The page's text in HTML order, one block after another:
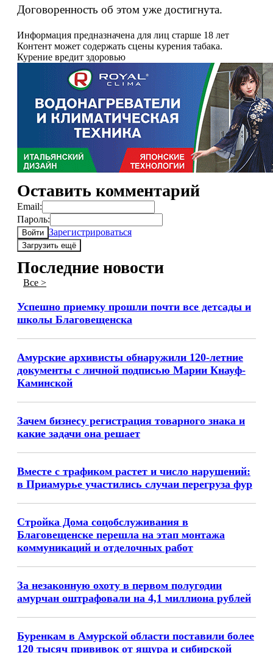
Договоренность об этом уже достигнута.
Информация предназначена для лиц старше 18 лет
Контент может содержать сцены курения табака.
Курение вредит здоровью
Оставить комментарий
Email:
Пароль:
Войти Зарегистрироваться
Загрузить ещё
Последние новости
Все >
Успешно приемку прошли почти все детсады и
школы Благовещенска
Амурские архивисты обнаружили 120-летние
документы с личной подписью Марии Кнауф-
Каминской
Зачем бизнесу регистрация товарного знака и
какие задачи она решает
Вместе с трафиком растет и число нарушений:
в Приамурье участились случаи перегруза фур
Стройка Дома соцобслуживания в
Благовещенске перешла на этап монтажа
коммуникаций и отделочных работ
За незаконную охоту в первом полугодии
амурчан оштрафовали на 4,1 миллиона рублей
Буренкам в Амурской области поставили более
120 тысяч прививок от ящура и сибирской